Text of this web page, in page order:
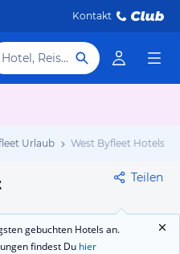
Kontakt
Hotel, Reiseziel
Urlaub West Byfleet Hotels
Teilen
gebuchten Hotels an.
findest Du hier